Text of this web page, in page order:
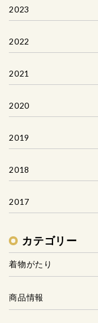
2023
2022
2021
2020
2019
2018
2017
カテゴリー
着物がたり
商品情報